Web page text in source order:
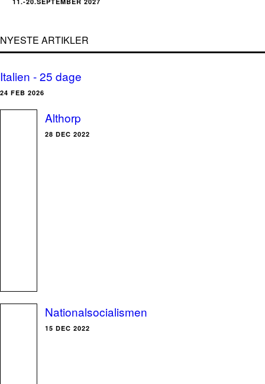
NYESTE ARTIKLER
Italien - 25 dage
24 FEB 2026
Althorp
28 DEC 2022
Nationalsocialismen
15 DEC 2022